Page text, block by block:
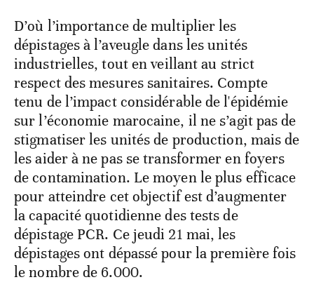
D’où l’importance de multiplier les
dépistages à l’aveugle dans les unités
industrielles, tout en veillant au strict
respect des mesures sanitaires. Compte
tenu de l’impact considérable de l'épidémie
sur l’économie marocaine, il ne s’agit pas de
stigmatiser les unités de production, mais de
les aider à ne pas se transformer en foyers
de contamination. Le moyen le plus efficace
pour atteindre cet objectif est d’augmenter
la capacité quotidienne des tests de
dépistage PCR. Ce jeudi 21 mai, les
dépistages ont dépassé pour la première fois
le nombre de 6.000.